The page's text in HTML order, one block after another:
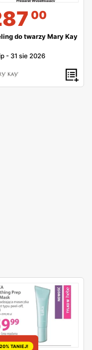
00
do twarzy Mary Kay
- 31 sie 2026
20% TANIEJ!